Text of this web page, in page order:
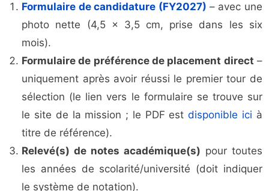
Formulaire de candidature (FY2027) – avec une
photo nette (4,5 x 3,5 cm, prise dans les six
mois).
Formulaire de préférence de placement direct –
uniquement après avoir réussi le premier tour de
sélection (le lien vers le formulaire se trouve sur
le site de la mission ; le PDF estdisponible ici à
titre de référence).
Relevé(s) de notes académique(s) pour toutes
les années de scolarité/université (doit indiquer
le système de notation).